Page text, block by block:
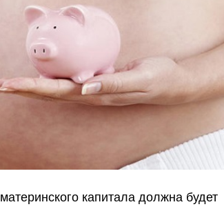
капитала должна будет